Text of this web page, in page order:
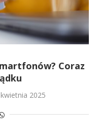
Coraz
2025